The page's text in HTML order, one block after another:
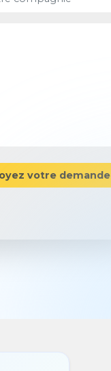
votre demande